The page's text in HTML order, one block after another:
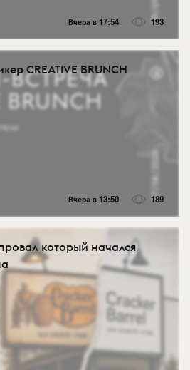
Вчера в 17:54 193
CREATIVE BRUNCH
Вчера в 13:50 189
который начался